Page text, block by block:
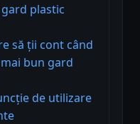
plastic
să ții cont când
bun gard
de utilizare